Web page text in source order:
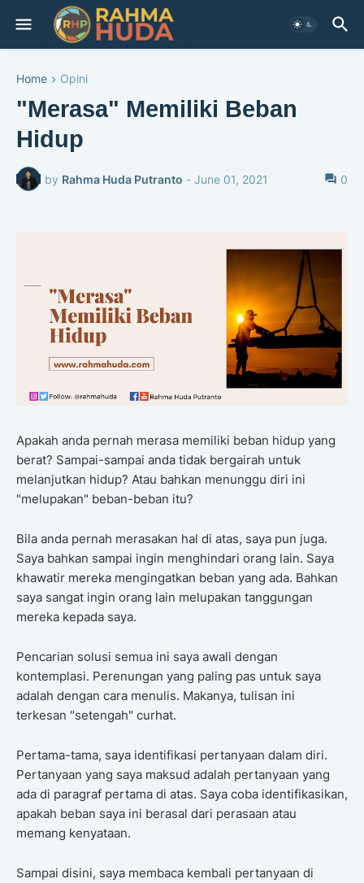
Home Opini
"Merasa" Memiliki Beban
Hidup
by Rahma Huda Putranto - June 01, 2021 0
Apakah anda pernah merasa memiliki beban hidup yang
berat? Sampai-sampai anda tidak bergairah untuk
melanjutkan hidup? Atau bahkan menunggu diri ini
"melupakan" beban-beban itu?
Bila anda pernah merasakan hal di atas, saya pun juga.
Saya bahkan sampai ingin menghindari orang lain. Saya
khawatir mereka mengingatkan beban yang ada. Bahkan
saya sangat ingin orang lain melupakan tanggungan
mereka kepada saya.
Pencarian solusi semua ini saya awali dengan
kontemplasi. Perenungan yang paling pas untuk saya
adalah dengan cara menulis. Makanya, tulisan ini
terkesan "setengah" curhat.
Pertama-tama, saya identifikasi pertanyaan dalam diri.
Pertanyaan yang saya maksud adalah pertanyaan yang
ada di paragraf pertama di atas. Saya coba identifikasikan,
apakah beban saya ini berasal dari perasaan atau
memang kenyataan.
Sampai disini, saya membaca kembali pertanyaan di